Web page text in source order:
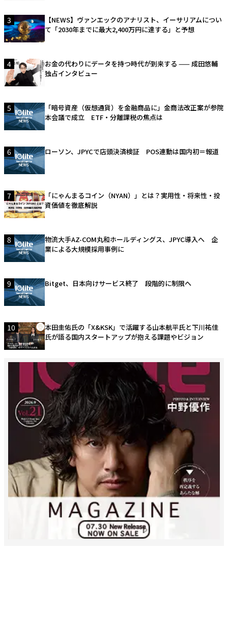
3
【NEWS】ヴァンエックのアナリスト、イーサリアムについ
て「2030年までに最大2,400万円に達する」と予想
4
お金の代わりにデータを持つ時代が到来する —— 成田悠輔
独占インタビュー
5
「暗号資産（仮想通貨）を金融商品に」金商法改正案が参院
本会議で成立 ETF・分離課税の焦点は
6 ローソン、JPYCで店頭決済検証 POS連動は国内初＝報道
7
「にゃんまるコイン（NYAN）」とは？実用性・将来性・投
資価値を徹底解説
8
物流大手AZ-COM丸和ホールディングス、JPYC導入へ 企
業による大規模採用事例に
9 Bitget、日本向けサービス終了 段階的に制限へ
10
本田圭佑氏の「X&KSK」で活躍する山本航平氏と下川祐佳
氏が語る国内スタートアップが抱える課題やビジョン